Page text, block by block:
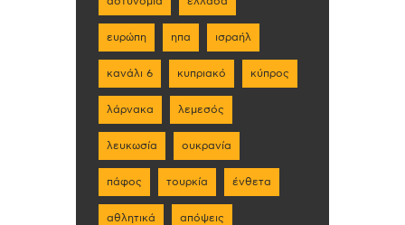
ευρώπη ηπα ισραήλ
κανάλι 6 κυπριακό κύπρος
λάρνακα λεμεσός
λευκωσία ουκρανία
πάφος τουρκία ένθετα
αθλητικά απόψεις